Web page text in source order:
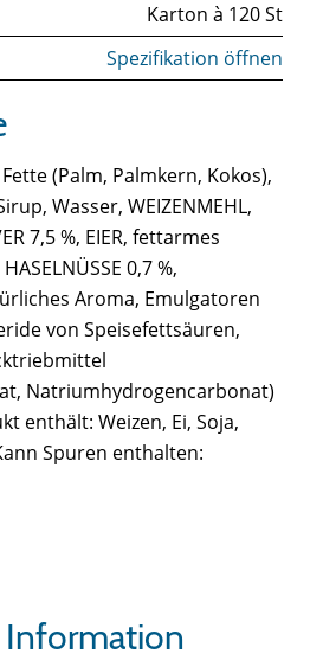
Karton à 120 St
Spezifikation öffnen
(Palm, Palmkern, Kokos),
Wasser, WEIZENMEHL,
7,5 %, EIER, fettarmes
0,7 %,
Aroma, Emulgatoren
von Speisefettsäuren,
Natriumhydrogencarbonat)
enthält: Weizen, Ei, Soja,
Spuren enthalten:
Information